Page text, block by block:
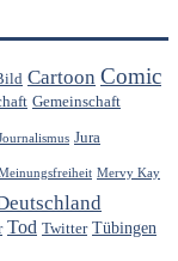
Cartoon Comic
Gemeinschaft
Jura
Mervy Kay
Tod Twitter Tübingen